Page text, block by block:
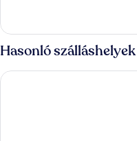
használható
zuhanyzó
zuhanyzó
további
részletei
Hasonló szálláshelyek
Hotel Edison Times Square